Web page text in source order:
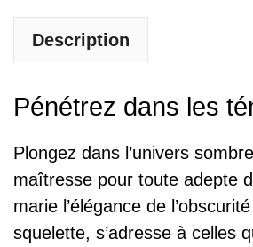
Description
Pénétrez dans les
Plongez dans l’univers
maîtresse pour toute adepte
marie l’élégance de
squelette, s’adresse à celles